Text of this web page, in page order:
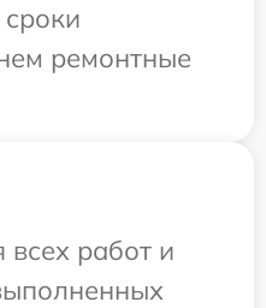
ремонтные
работ и